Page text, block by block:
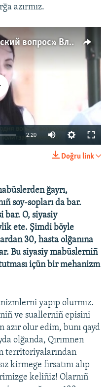
azırmız.
«Россия тормозит крымский вопрос». Владимир Зеленский ‒ о политзаключенных Крыма (видео)
available
2:20
Doğru link
ğayrı,
soy-sopları da bar.
bar. O, siyasiy
ete. Şimdi böyle
30, hasta olğanına
Bu siyasiy mabüslerniñ
içün bir mehanizm
yapıp olurmız.
ve suallerniñ episini
olur edim, bunı qayd
olğanda, Qırımnen
territoriyalarından
kirmege fırsatını alıp
keliñiz! Olarnıñ